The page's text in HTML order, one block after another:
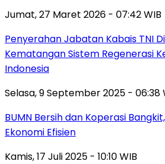
Jumat, 27 Maret 2026 - 07:42 WIB
Penyerahan Jabatan Kabais TNI
Kematangan Sistem Regenerasi
Indonesia
Selasa, 9 September 2025 - 06:38
BUMN Bersih dan Koperasi
Ekonomi Efisien
Kamis, 17 Juli 2025 - 10:10 WIB